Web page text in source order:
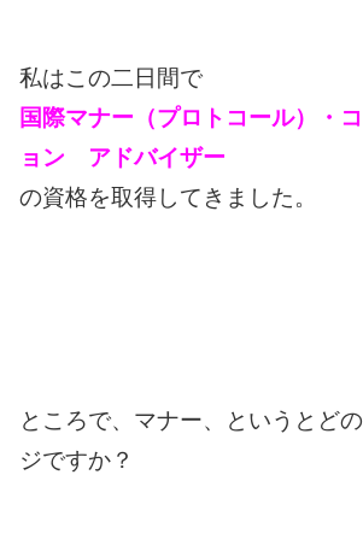
私はこの二日間で
国際マナー（プロトコール）・
ョン アドバイザー
の資格を取得してきました。
ところで、マナー、というとど
ジですか？